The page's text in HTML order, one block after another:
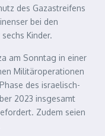
des Gazastreifens
bei den
Kinder.
am Sonntag in einer
Militäroperationen
des israelisch-
2023 insgesamt
Zudem seien